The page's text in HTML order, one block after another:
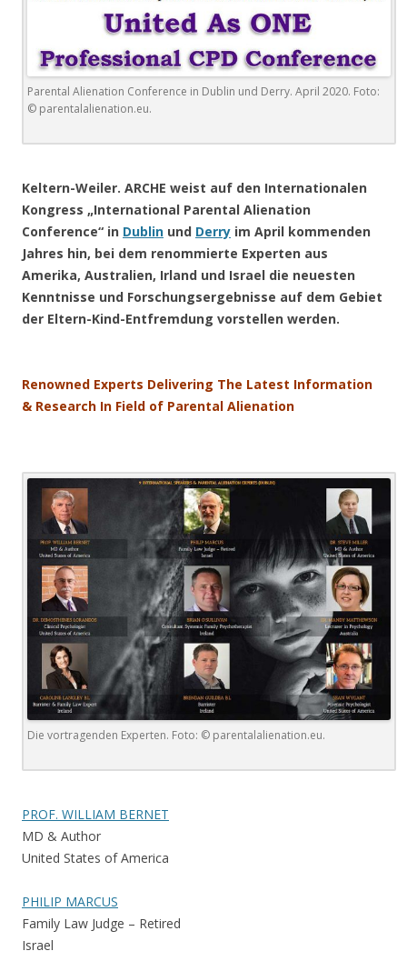
Parental Alienation Conference in Dublin und Derry. April 2020. Foto:
© parentalalienation.eu.
Keltern-Weiler. ARCHE weist auf den Internationalen
Kongress „International Parental Alienation
Conference“ in Dublin und Derry im April kommenden
Jahres hin, bei dem renommierte Experten aus
Amerika, Australien, Irland und Israel die neuesten
Kenntnisse und Forschungsergebnisse auf dem Gebiet
der Eltern-Kind-Entfremdung vorstellen werden.
Renowned Experts Delivering The Latest Information
& Research In Field of Parental Alienation
Die vortragenden Experten. Foto: © parentalalienation.eu.
PROF. WILLIAM BERNET
MD & Author
United States of America
PHILIP MARCUS
Family Law Judge – Retired
Israel